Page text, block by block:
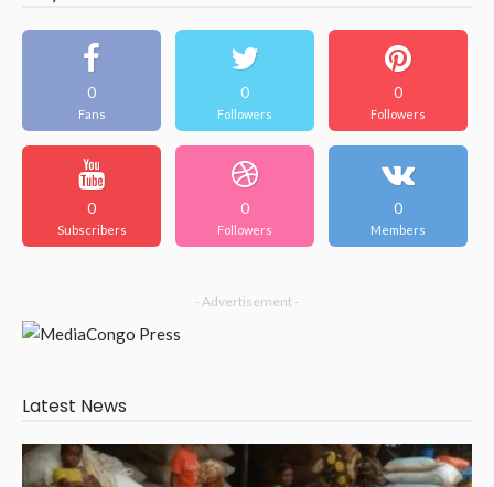
0
Fans
0
Followers
0
Followers
0
Subscribers
0
Followers
0
Members
- Advertisement -
Latest News